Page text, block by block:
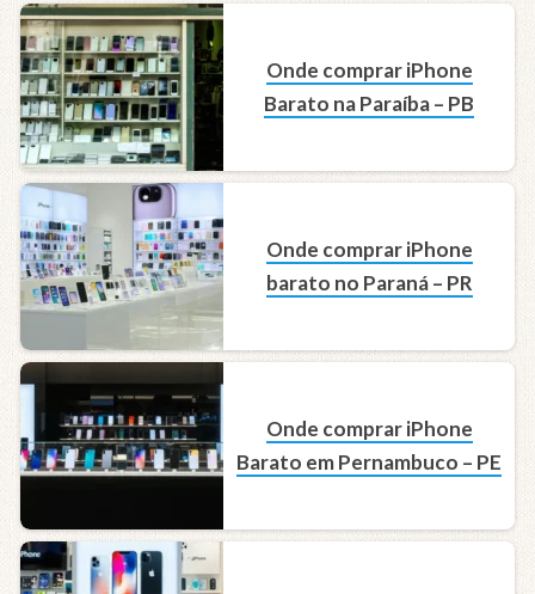
Onde comprar iPhone
Barato na Paraíba – PB
Onde comprar iPhone
barato no Paraná – PR
Onde comprar iPhone
Barato em Pernambuco – PE